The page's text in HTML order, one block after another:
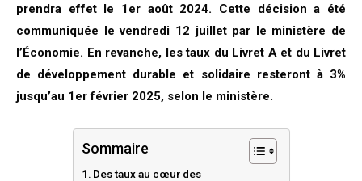
prendra effet le 1er août 2024. Cette décision a été
communiquée le vendredi 12 juillet par le ministère de
l’Économie. En revanche, les taux du Livret A et du Livret
de développement durable et solidaire resteront à 3%
jusqu’au 1er février 2025, selon le ministère.
Sommaire
Des taux au cœur des